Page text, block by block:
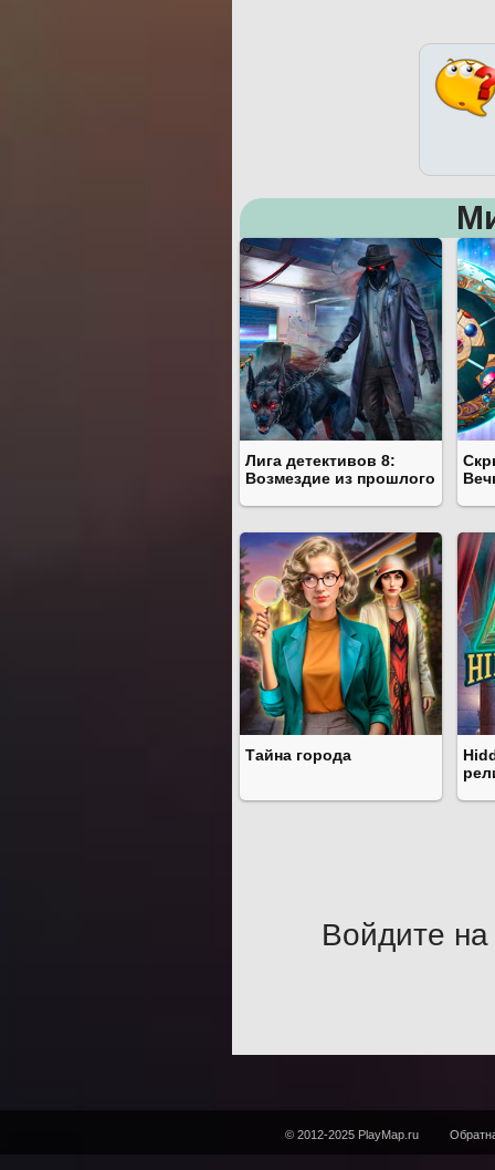
Лига детективов 8:
Возмездие из прошлого
Тайна города
Войдите на
© 2012-2025 PlayMap.ru